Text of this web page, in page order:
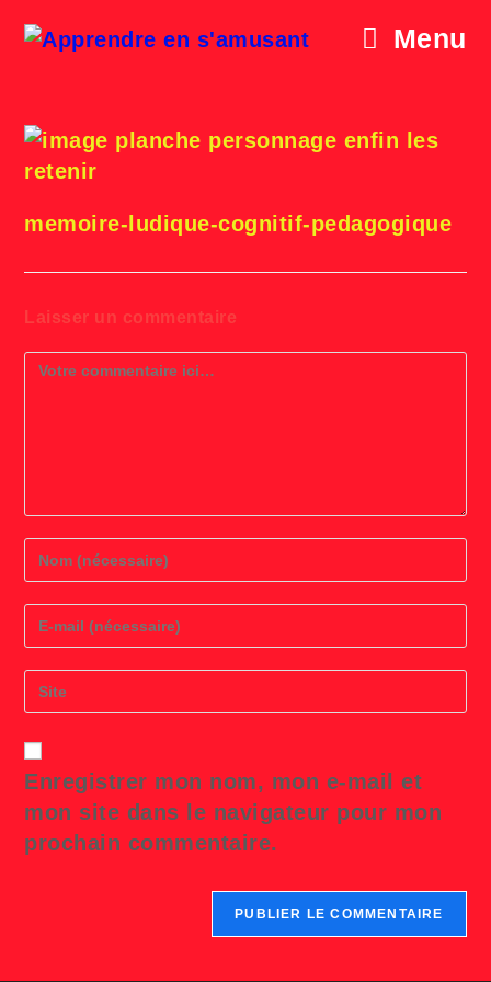
content
Menu
memoire-ludique-cognitif-pedagogique
Laisser un commentaire
Comment
Enter
your
or
username
to
comment
Enter
your
address
comment
Saisir
l’URL
votre
site
(facultatif)
Enregistrer mon nom, mon e-mail et
mon site dans le navigateur pour mon
prochain commentaire.